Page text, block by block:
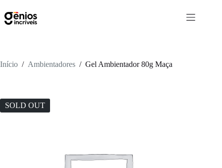
Início / Ambientadores / Gel Ambientador 80g Maça
SOLD OUT